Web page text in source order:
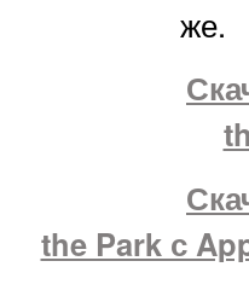
же.
the Park с